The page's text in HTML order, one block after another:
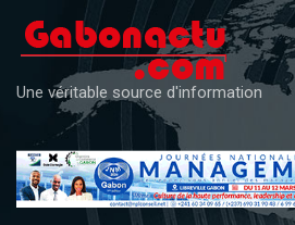
content
Une véritable source d'information